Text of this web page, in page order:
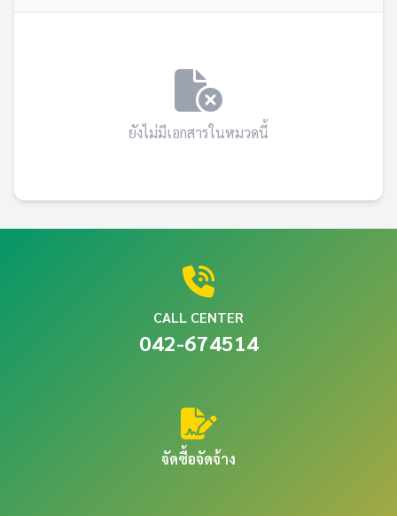
ยังไม่มีเอกสารในหมวดนี้
CALL CENTER
042-674514
จัดซื้อจัดจ้าง